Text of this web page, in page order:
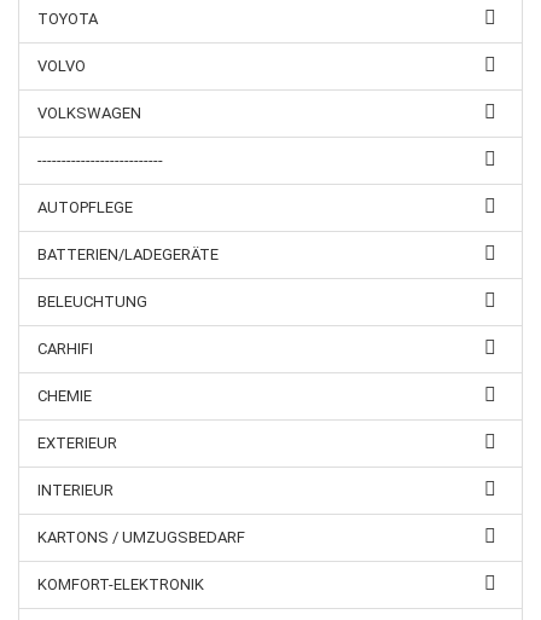
TOYOTA
VOLVO
VOLKSWAGEN
--------------------------
AUTOPFLEGE
BATTERIEN/LADEGERÄTE
BELEUCHTUNG
CARHIFI
CHEMIE
EXTERIEUR
INTERIEUR
KARTONS / UMZUGSBEDARF
KOMFORT-ELEKTRONIK